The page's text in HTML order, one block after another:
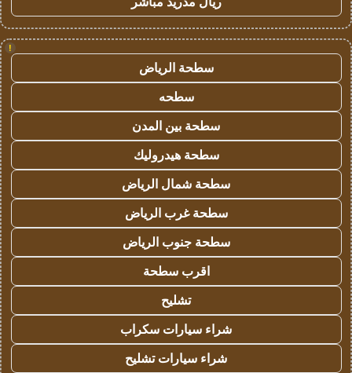
!
سطحة الرياض
سطحه
سطحة بين المدن
سطحة هيدروليك
سطحة شمال الرياض
سطحة غرب الرياض
سطحة جنوب الرياض
اقرب سطحة
تشليح
شراء سيارات سكراب
شراء سيارات تشليح